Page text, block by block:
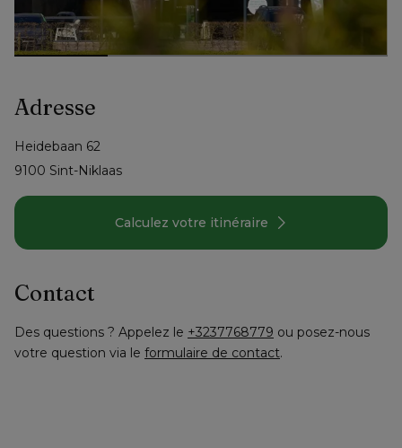
Adresse
Heidebaan 62
9100 Sint-Niklaas
Calculez votre itinéraire
Contact
Des questions ? Appelez le +3237768779 ou posez-nous
votre question via le formulaire de contact.